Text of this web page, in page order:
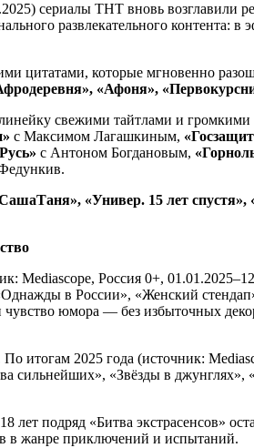
сериалы ТНТ вновь
развлекательного
цитатами, которые мгновенно
«Афоня»,
свежими тайтлами и
с Максимом Лагашкиным,
с Антоном Богдановым,
«Универ. 15 лет
Mediascope, Россия 0+,
в России», «Женский
чувство юмора — без избыточных
итогам 2025 года (источник:
сильнейших», «Звёзды в
лет подряд «Битва экстрасенсов»
в жанре приключений и испытаний.